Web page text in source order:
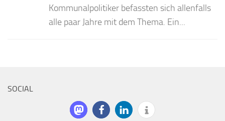
Kommunalpolitiker befassten sich allenfalls
alle paar Jahre mit dem Thema. Ein...
SOCIAL